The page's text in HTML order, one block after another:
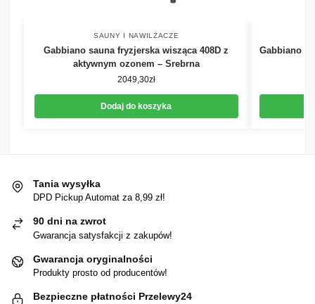
SAUNY I NAWILŻACZE
Gabbiano sauna fryzjerska wisząca 408D z
aktywnym ozonem – Srebrna
2049,30zł
Dodaj do koszyka
Gabbiano
Tania wysyłka
DPD Pickup Automat za 8,99 zł!
90 dni na zwrot
Gwarancja satysfakcji z zakupów!
Gwarancja oryginalności
Produkty prosto od producentów!
Bezpieczne płatności Przelewy24